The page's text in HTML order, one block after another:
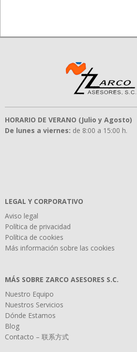
HORARIO DE VERANO (Julio y Agosto)
De lunes a viernes: de 8:00 a 15:00 h.
LEGAL Y CORPORATIVO
Aviso legal
Política de privacidad
Política de cookies
Más información sobre las cookies
MÁS SOBRE ZARCO ASESORES S.C.
Nuestro Equipo
Nuestros Servicios
Dónde Estamos
Blog
Contacto – 联系方式